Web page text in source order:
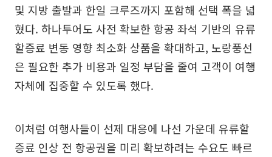
및 지방 출발과 한일 크루즈까지 포함해 선택 폭을 넓
혔다. 하나투어도 사전 확보한 항공 좌석 기반의 유류
할증료 변동 영향 최소화 상품을 확대하고, 노랑풍선
은 필요한 추가 비용과 일정 부담을 줄여 고객이 여행
자체에 집중할 수 있도록 했다.
이처럼 여행사들이 선제 대응에 나선 가운데 유류할
증료 인상 전 항공권을 미리 확보하려는 수요도 빠르